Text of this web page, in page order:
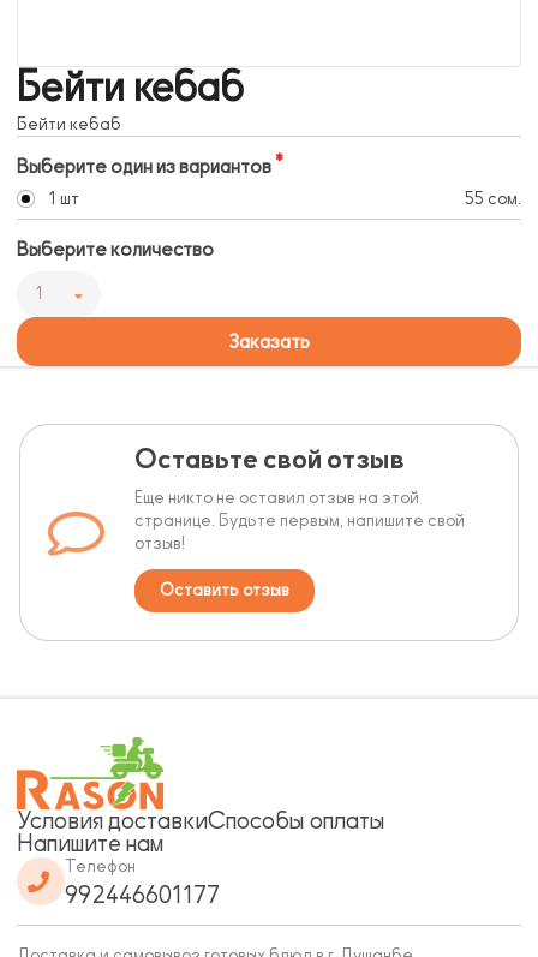
Бейти кебаб
Бейти кебаб
Выберите один из вариантов
1 шт 55 сом.
Выберите количество
1
Заказать
Оставьте свой отзыв
Еще никто не оставил отзыв на этой
странице. Будьте первым, напишите свой
отзыв!
Оставить отзыв
Условия доставкиСпособы оплаты
Напишите нам
Телефон
992446601177